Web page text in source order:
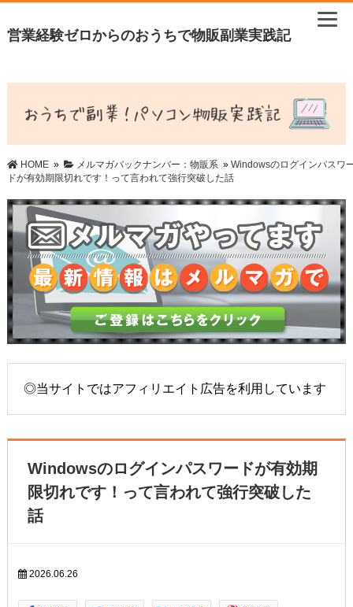
営業経験ゼロからのおうちで物販副業実践記
HOME» メルマガバックナンバー：物販系» Windowsのログインパスワ
ドが有効期限切れです！って言われて強行突破した話
◎当サイトではアフィリエイト広告を利用しています
Windowsのログインパスワードが有効期
限切れです！って言われて強行突破した
話
2026.06.26